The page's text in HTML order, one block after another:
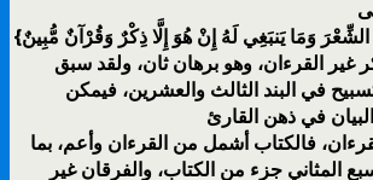
غير القرءان، وهو برهان ثان، ولقد سبق
في البند الثالث والعشرين، فيمكن
فالكتاب أشمل من القرءان وأعم، بما
المثاني جزء من الكتاب، والفرقان غير